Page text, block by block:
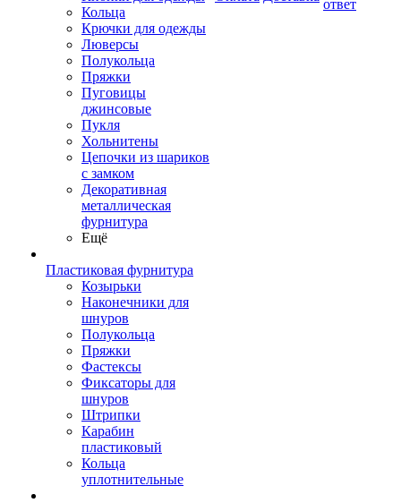
Кольца
Крючки для одежды
Люверсы
Полукольца
Пряжки
Пуговицы
джинсовые
Пукля
Хольнитены
Цепочки из шариков
с замком
Декоративная
металлическая
фурнитура
Ещё
Пластиковая фурнитура
Козырьки
Наконечники для
шнуров
Полукольца
Пряжки
Фастексы
Фиксаторы для
шнуров
Штрипки
Карабин
пластиковый
Кольца
уплотнительные
ответ